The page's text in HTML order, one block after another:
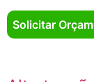
Solicitar